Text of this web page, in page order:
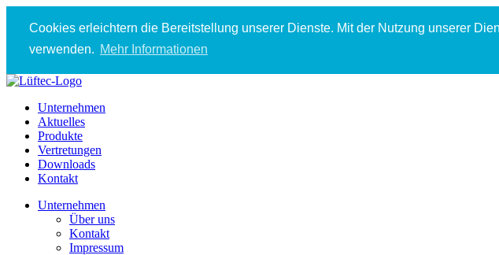
Cookies erleichtern die Bereitstellung unserer Dienste. Mit der Nutzung unserer
verwenden. Mehr Informationen
Unternehmen
Aktuelles
Produkte
Vertretungen
Downloads
Kontakt
Unternehmen
Über uns
Kontakt
Impressum